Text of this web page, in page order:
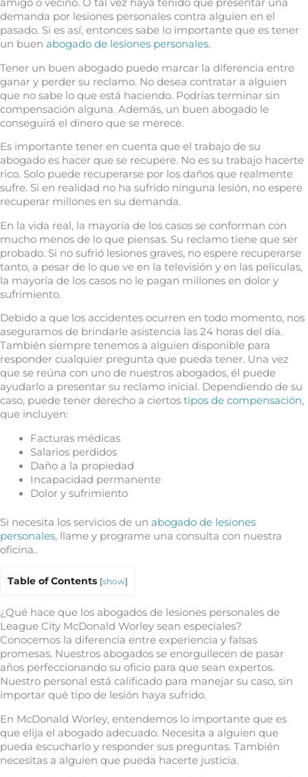
amigo o vecino. O tal vez haya tenido que presentar una
demanda por lesiones personales contra alguien en el
pasado. Si es así, entonces sabe lo importante que es tener
un buen abogado de lesiones personales.
Tener un buen abogado puede marcar la diferencia entre
ganar y perder su reclamo. No desea contratar a alguien
que no sabe lo que está haciendo. Podrías terminar sin
compensación alguna. Además, un buen abogado le
conseguirá el dinero que se merece.
Es importante tener en cuenta que el trabajo de su
abogado es hacer que se recupere. No es su trabajo hacerte
rico. Solo puede recuperarse por los daños que realmente
sufre. Si en realidad no ha sufrido ninguna lesión, no espere
recuperar millones en su demanda.
En la vida real, la mayoría de los casos se conforman con
mucho menos de lo que piensas. Su reclamo tiene que ser
probado. Si no sufrió lesiones graves, no espere recuperarse
tanto, a pesar de lo que ve en la televisión y en las películas,
la mayoría de los casos no le pagan millones en dolor y
sufrimiento.
Debido a que los accidentes ocurren en todo momento, nos
aseguramos de brindarle asistencia las 24 horas del día.
También siempre tenemos a alguien disponible para
responder cualquier pregunta que pueda tener. Una vez
que se reúna con uno de nuestros abogados, él puede
ayudarlo a presentar su reclamo inicial. Dependiendo de su
caso, puede tener derecho a ciertos tipos de compensación,
que incluyen:
Facturas médicas
Salarios perdidos
Daño a la propiedad
Incapacidad permanente
Dolor y sufrimiento
Si necesita los servicios de un abogado de lesiones
personales, llame y programe una consulta con nuestra
oficina..
Table of Contents [show]
¿Qué hace que los abogados de lesiones personales de
League City McDonald Worley sean especiales?
Conocemos la diferencia entre experiencia y falsas
promesas. Nuestros abogados se enorgullecen de pasar
años perfeccionando su oficio para que sean expertos.
Nuestro personal está calificado para manejar su caso, sin
importar qué tipo de lesión haya sufrido.
En McDonald Worley, entendemos lo importante que es
que elija el abogado adecuado. Necesita a alguien que
pueda escucharlo y responder sus preguntas. También
necesitas a alguien que pueda hacerte justicia.